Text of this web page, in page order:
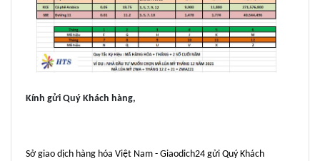
Kính gửi Quý Khách hàng,
Sở giao dịch hàng hóa Việt Nam - Giaodich24 gửi Quý Khách